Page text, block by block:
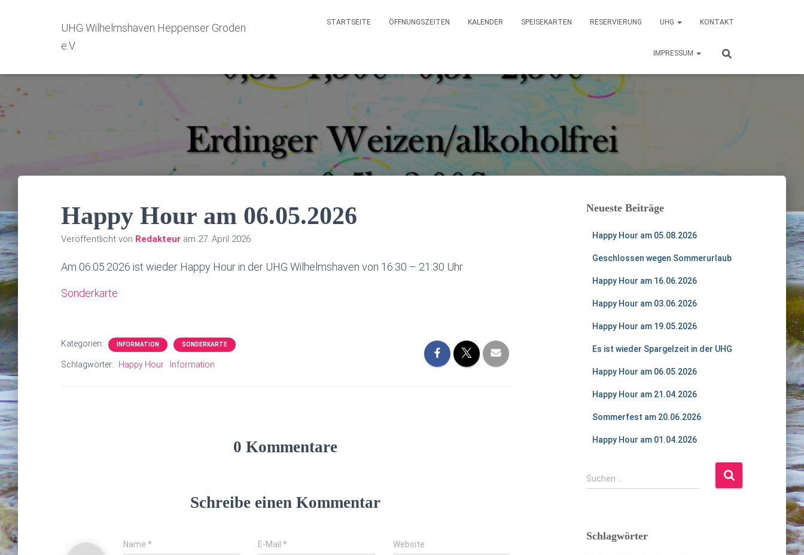
UHG Wilhelmshaven Heppenser Groden
e.V.
STARTSEITE ÖFFNUNGSZEITEN KALENDER SPEISEKARTEN RESERVIERUNG UHG KONTAKT
IMPRESSUM
Happy Hour am 06.05.2026
Veröffentlicht von Redakteur am 27. April 2026
Am 06.05.2026 ist wieder Happy Hour in der UHG Wilhelmshaven von 16:30 – 21:30 Uhr
Sonderkarte
Kategorien: INFORMATION SONDERKARTE
Schlagwörter: Happy Hour Information
0 Kommentare
Schreibe einen Kommentar
Name * E-Mail* Website
Neueste Beiträge
Happy Hour am 05.08.2026
Geschlossen wegen Sommerurlaub
Happy Hour am 16.06.2026
Happy Hour am 03.06.2026
Happy Hour am 19.05.2026
Es ist wieder Spargelzeit in der UHG
Happy Hour am 06.05.2026
Happy Hour am 21.04.2026
Sommerfest am 20.06.2026
Happy Hour am 01.04.2026
S
u
n
Suchen …
Schlagwörter